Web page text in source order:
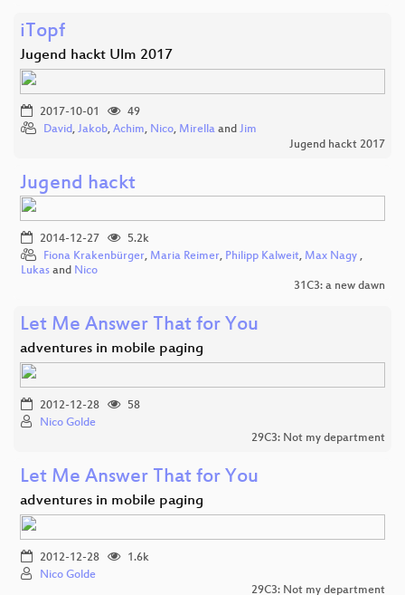
iTopf
Jugend hackt Ulm 2017
2017-10-01
49
David, Jakob, Achim, Nico, Mirella and Jim
Jugend hackt 2017
Jugend hackt
2014-12-27
5.2k
Fiona Krakenbürger, Maria Reimer, Philipp Kalweit, Max Nagy ,
Lukas and Nico
31C3: a new dawn
Let Me Answer That for You
adventures in mobile paging
2012-12-28
58
Nico Golde
29C3: Not my department
Let Me Answer That for You
adventures in mobile paging
2012-12-28
1.6k
Nico Golde
29C3: Not my department